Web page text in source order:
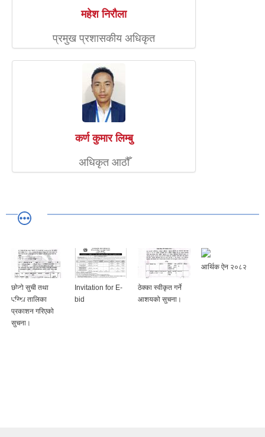
महेश निरौला
प्रमुख प्रशासकीय अधिकृत
कर्ण कुमार लिम्बु
अधिकृत आठौँ
छोटो सुची तथा
परिक्षा तालिका
प्रकाशन गरिएको
सुचना।
Invitation for E-
bid
ठेक्का स्वीकृत गर्ने
आशयको सुचना।
आर्थिक ऐन २०८२